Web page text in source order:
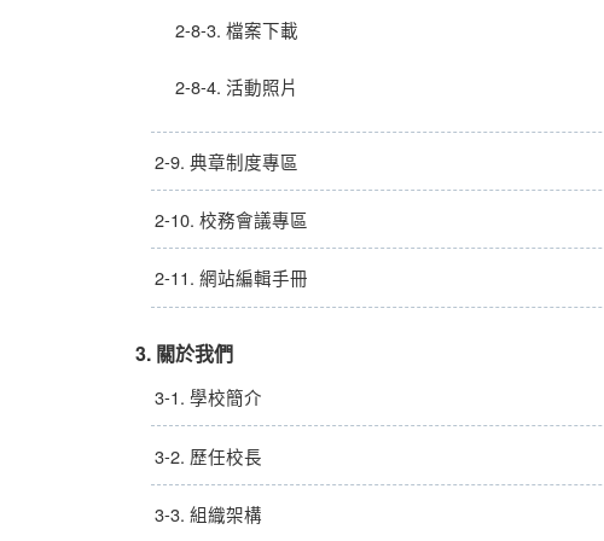
2-8-3. 檔案下載
2-8-4. 活動照片
2-9. 典章制度專區
2-10. 校務會議專區
2-11. 網站編輯手冊
3. 關於我們
3-1. 學校簡介
3-2. 歷任校長
3-3. 組織架構